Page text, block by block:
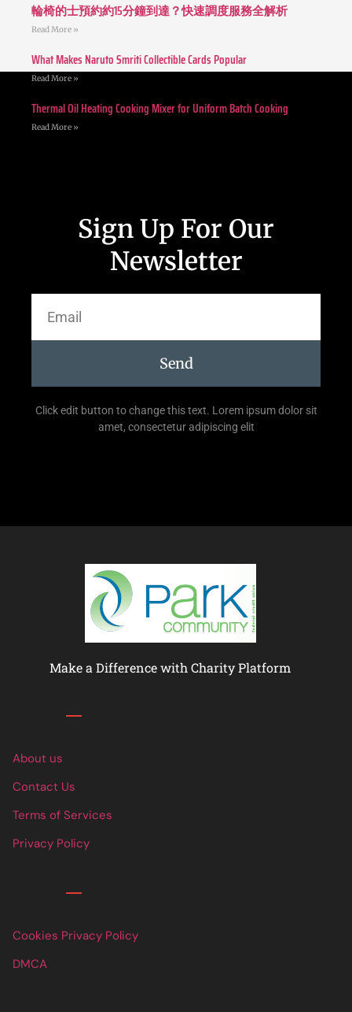
輪椅的士預約約15分鐘到達？快速調度服務全解析
Read More »
What Makes Naruto Smriti Collectible Cards Popular
Read More »
Thermal Oil Heating Cooking Mixer for Uniform Batch Cooking
Read More »
Sign Up For Our
Newsletter
Send
Click edit button to change this text. Lorem ipsum dolor sit
amet, consectetur adipiscing elit
Make a Difference with Charity Platform
About us
Contact Us
Terms of Services
Privacy Policy
Cookies Privacy Policy
DMCA